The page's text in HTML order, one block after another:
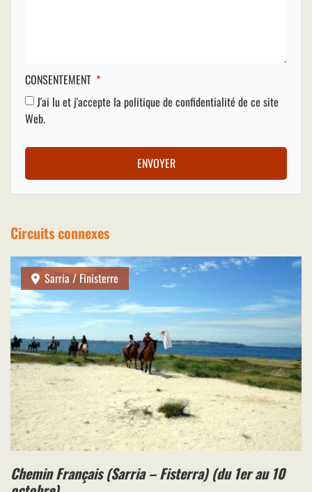
CONSENTEMENT
J'ai lu et j'accepte la politique de confidentialité de ce site
Web.
ENVOYER
Circuits connexes
Sarria / Finisterre
Chemin Français (Sarria – Fisterra) (du 1er au 10